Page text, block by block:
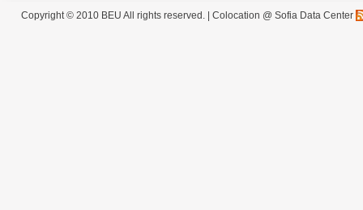
Copyright © 2010 BEU All rights reserved. | Colocation @ Sofia Data Center